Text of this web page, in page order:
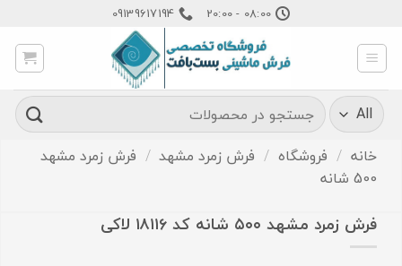
content
08:00 - 20:00
09139617194
جستجو
برای:
خانه / فروشگاه / فرش زمرد مشهد / فرش زمرد مشهد
500 شانه
فرش زمرد مشهد ۵۰۰ شانه کد ۱۸۱۱۶ لاکی